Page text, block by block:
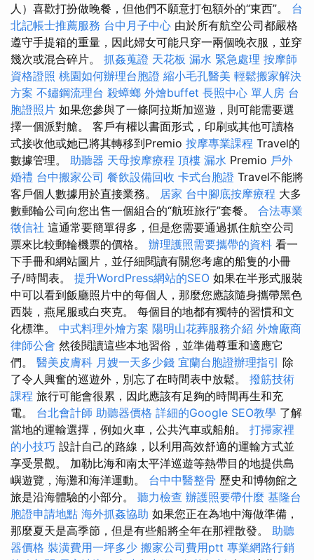
人）喜歡打扮做晚餐，但他們不願意打包額外的“東西”。 台
北記帳士推薦服務 台中月子中心 由於所有航空公司都嚴格
遵守手提箱的重量，因此婦女可能只穿一兩個晚衣服，並穿
幾次或混合碎片。 抓姦蒐證 天花板 漏水 緊急處理 按摩師
資格證照 桃園如何辦理台胞證 縮小毛孔醫美 輕鬆搬家解決
方案 不鏽鋼流理台 殺蟑螂 外燴buffet 長照中心 單人房 台
胞證照片 如果您參與了一條阿拉斯加巡遊，則可能需要選
擇一個派對艙。 客戶有權以書面形式，印刷或其他可讀格
式接收他或她已將其轉移到Premio 按摩專業課程 Travel的
數據管理。 助聽器 天母按摩療程 頂樓 漏水 Premio 戶外
婚禮 台中搬家公司 餐飲設備回收 卡式台胞證 Travel不能將
客戶個人數據用於直接業務。 居家 台中腳底按摩療程 大多
數郵輪公司向您出售一個組合的“航班旅行”套餐。 合法專業
徵信社 這通常要簡單得多，但是您需要通過抓住航空公司
票來比較郵輪機票的價格。 辦理護照需要攜帶的資料 看一
下手冊和網站圖片，並仔細閱讀有關您考慮的船隻的小冊
子/時間表。 提升WordPress網站的SEO 如果在半形式服裝
中可以看到飯廳照片中的每個人，那麼您應該隨身攜帶黑色
西裝，燕尾服或白夾克。 每個目的地都有獨特的習慣和文
化標準。 中式料理外燴方案 陽明山花葬服務介紹 外燴廠商
律師公會 然後閱讀這些本地習俗，並準備尊重和適應它
們。 醫美皮膚科 月嫂一天多少錢 宜蘭台胞證辦理指引 除
了令人興奮的巡遊外，別忘了在時間表中放鬆。 撥筋技術
課程 旅行可能會很累，因此應該有足夠的時間再生和充
電。 台北會計師 助聽器價格 詳細的Google SEO教學 了解
當地的運輸選擇，例如火車，公共汽車或船舶。 打掃家裡
的小技巧 設計自己的路線，以利用高效舒適的運輸方式並
享受景觀。 加勒比海和南太平洋巡遊等熱帶目的地提供島
嶼遊覽，海灘和海洋運動。 台中中醫整骨 歷史和博物館之
旅是沿海體驗的小部分。 聽力檢查 辦護照要帶什麼 基隆台
胞證申請地點 海外抓姦協助 如果您正在為地中海做準備，
那麼夏天是高季節，但是有些船將全年在那裡散發。 助聽
器價格 裝潢費用一坪多少 搬家公司費用ptt 專業網路行銷